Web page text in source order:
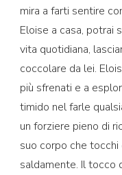
mira a farti sentire
Eloise a casa, potrai
vita quotidiana,
coccolare da lei.
più sfrenati e a
timido nel farle
un forziere pieno di
suo corpo che
saldamente. Il tocco